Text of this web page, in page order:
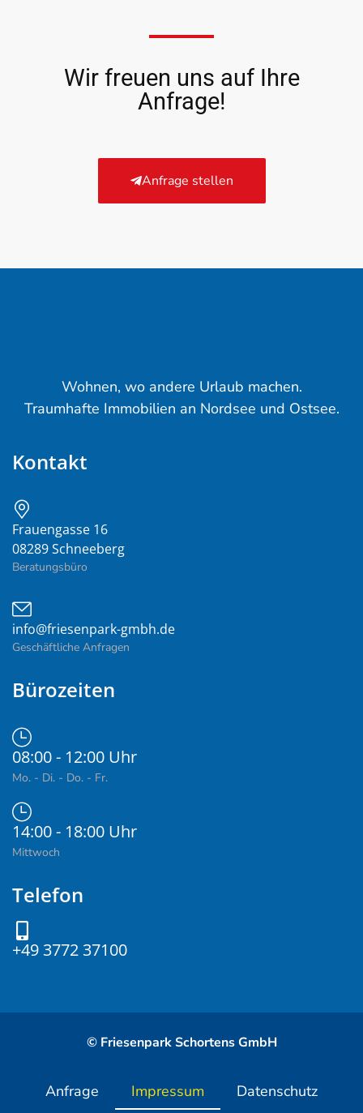
Wir freuen uns auf Ihre
Anfrage!
Anfrage stellen
Wohnen, wo andere Urlaub machen.
Traumhafte Immobilien an Nordsee und Ostsee.
Kontakt
Frauengasse 16
08289 Schneeberg
Beratungsbüro
info@friesenpark-gmbh.de
Geschäftliche Anfragen
Bürozeiten
08:00 - 12:00 Uhr
Mo. - Di. - Do. - Fr.
14:00 - 18:00 Uhr
Mittwoch
Telefon
+49 3772 37100
© Friesenpark Schortens GmbH
Anfrage Impressum Datenschutz